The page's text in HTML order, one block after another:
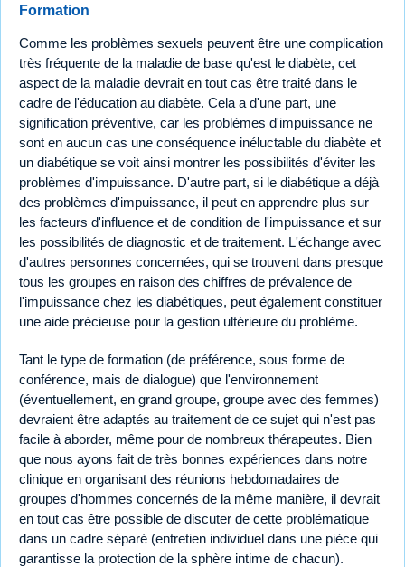
Formation
Comme les problèmes sexuels peuvent être une complication
très fréquente de la maladie de base qu'est le diabète, cet
aspect de la maladie devrait en tout cas être traité dans le
cadre de l'éducation au diabète. Cela a d'une part, une
signification préventive, car les problèmes d'impuissance ne
sont en aucun cas une conséquence inéluctable du diabète et
un diabétique se voit ainsi montrer les possibilités d'éviter les
problèmes d'impuissance. D'autre part, si le diabétique a déjà
des problèmes d'impuissance, il peut en apprendre plus sur
les facteurs d'influence et de condition de l'impuissance et sur
les possibilités de diagnostic et de traitement. L'échange avec
d'autres personnes concernées, qui se trouvent dans presque
tous les groupes en raison des chiffres de prévalence de
l'impuissance chez les diabétiques, peut également constituer
une aide précieuse pour la gestion ultérieure du problème.
Tant le type de formation (de préférence, sous forme de
conférence, mais de dialogue) que l'environnement
(éventuellement, en grand groupe, groupe avec des femmes)
devraient être adaptés au traitement de ce sujet qui n'est pas
facile à aborder, même pour de nombreux thérapeutes. Bien
que nous ayons fait de très bonnes expériences dans notre
clinique en organisant des réunions hebdomadaires de
groupes d'hommes concernés de la même manière, il devrait
en tout cas être possible de discuter de cette problématique
dans un cadre séparé (entretien individuel dans une pièce qui
garantisse la protection de la sphère intime de chacun).